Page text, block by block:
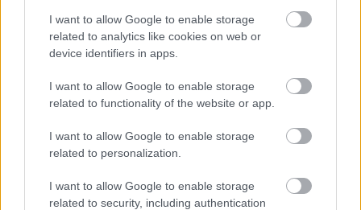
I want to allow Google to enable storage
related to analytics like cookies on web or
device identifiers in apps.
I want to allow Google to enable storage
related to functionality of the website or app.
I want to allow Google to enable storage
related to personalization.
I want to allow Google to enable storage
related to security, including authentication